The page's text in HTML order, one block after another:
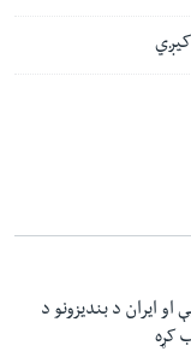
او ایران د بندیزونو د
کړه